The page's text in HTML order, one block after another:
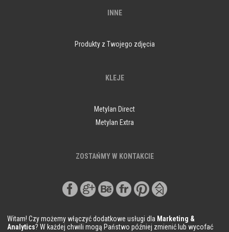
INNE
Produkty z Twojego zdjęcia
KLEJE
Metylan Direct
Metylan Extra
ZOSTAŃMY W KONTAKCIE
Witam! Czy możemy włączyć dodatkowe usługi dla Marketing &
Analytics? W każdej chwili mogą Państwo później zmienić lub wycofać